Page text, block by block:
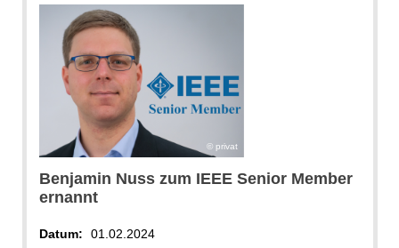
privat
Benjamin Nuss zum IEEE Senior Member
ernannt
Datum:
01.02.2024